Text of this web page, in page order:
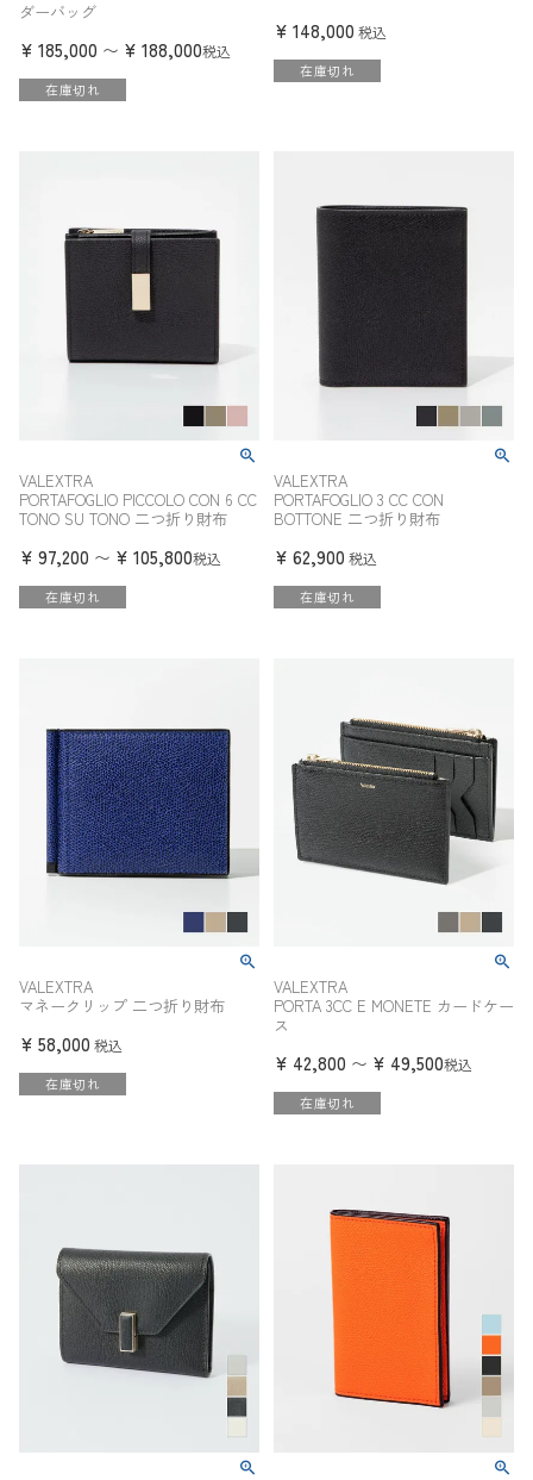
ダーバッグ
¥ 185,000 〜 ¥ 188,000税込
在庫切れ
¥ 148,000 税込
在庫切れ
VALEXTRA
PORTAFOGLIO PICCOLO CON 6 CC
TONO SU TONO 二つ折り財布
¥ 97,200 〜 ¥ 105,800税込
在庫切れ
VALEXTRA
PORTAFOGLIO 3 CC CON
BOTTONE 二つ折り財布
¥ 62,900 税込
在庫切れ
VALEXTRA
マネークリップ 二つ折り財布
¥ 58,000 税込
在庫切れ
VALEXTRA
PORTA 3CC E MONETE カードケー
ス
¥ 42,800 〜 ¥ 49,500税込
在庫切れ